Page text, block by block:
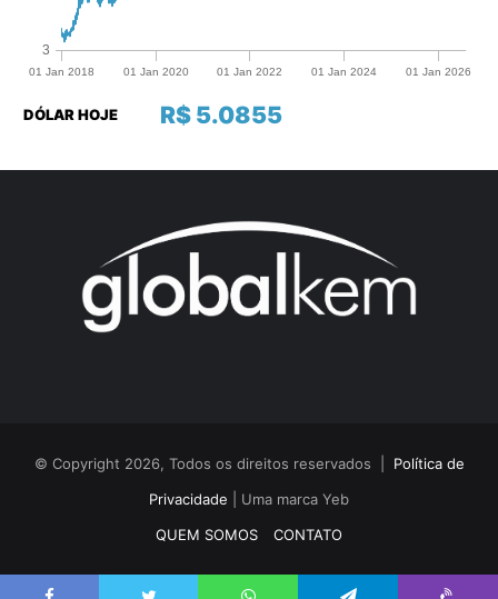
R$ 5.0855
DÓLAR HOJE
© Copyright 2026, Todos os direitos reservados | Política de
Privacidade | Uma marca Yeb
QUEM SOMOS
CONTATO